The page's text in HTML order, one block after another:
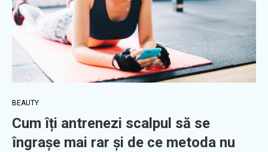
BEAUTY
Cum îți antrenezi scalpul să se
îngrașe mai rar și de ce metoda nu